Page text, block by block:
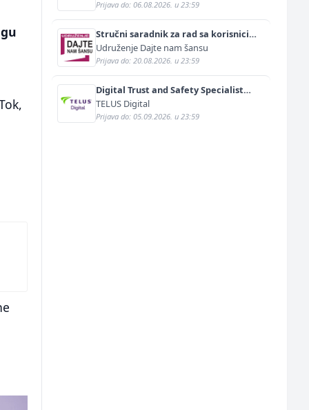
Prijava do: 06.08.2026. u 23:59
Stručni saradnik za rad sa korisnicima
(m/ž)
Udruženje Dajte nam šansu
Prijava do: 20.08.2026. u 23:59
Digital Trust and Safety Specialist
with French and English (m/f)
TELUS Digital
Prijava do: 05.09.2026. u 23:59